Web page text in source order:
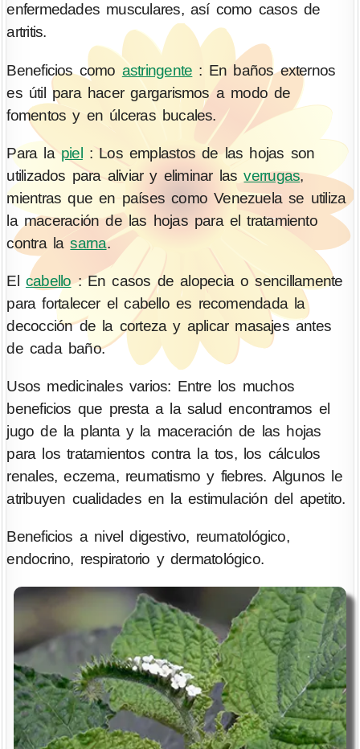
enfermedades musculares, así como casos de
artritis.
Beneficios como astringente : En baños externos
es útil para hacer gargarismos a modo de
fomentos y en úlceras bucales.
Para lapiel
: Los emplastos de las hojas son
utilizados para aliviar y eliminar lasverrugas,
mientras que en países como Venezuela se utiliza
la maceración de las hojas para el tratamiento
contra lasarna.
El cabello: En casos de alopecia o sencillamente
para fortalecer el cabello es recomendada la
decocción de la corteza y aplicar masajes antes
de cada baño.
Usos medicinales varios: Entre los muchos
beneficios que presta a la salud encontramos el
jugo de la planta y la maceración de las hojas
para los tratamientos contra la tos, los cálculos
renales, eczema, reumatismo y fiebres. Algunos le
atribuyen cualidades en la estimulación del apetito.
Beneficios a nivel digestivo, reumatológico,
endocrino, respiratorio y dermatológico.